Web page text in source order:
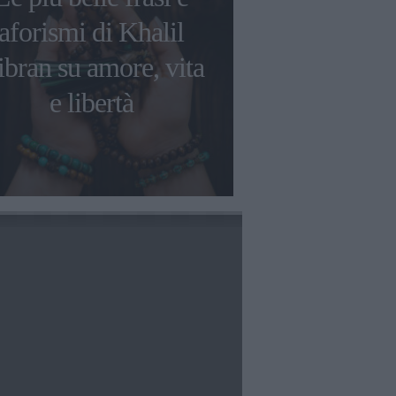
aforismi di Khalil
su amore, vita
e libertà